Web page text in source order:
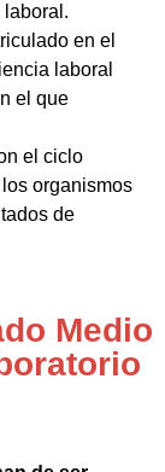
laboral.
en el
laboral
el que
el ciclo
organismos
de
Medio